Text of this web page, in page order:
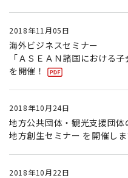
2018年11月05日
海外ビジネスセミナー
「ＡＳＥＡＮ諸国における
を開催！
2018年10月24日
地方公共団体・観光支援団
地方創生セミナー を開催しま
2018年10月22日